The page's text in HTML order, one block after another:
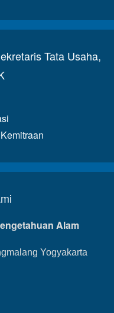
Tata Usaha,
Alam
Yogyakarta